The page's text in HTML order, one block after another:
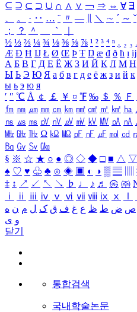
⊆ ⊇ ⊂ ⊃ ∪ ∩ ∧ ∨ ￢ ⇒ ⇔ ∀ ∃
、
。 · ‥ … ¨ 〃 ― ＼ ∼ ´ ～ ˇ
；
？ ＾ ｀
½ ⅓ ⅔ ¼ ¾ ⅛ ⅜ ⅝ ⅞ ¹ ² ³ ⁴ ⁿ ₁ ₂ ₃
Æ Ð Ħ Ĳ Ł Ø Œ Þ Ŧ Ŋ æ đ ð ħ ı ĳ
А Б В Г Д Е Ё Ж З И Й К Л М Н
Ы Ь Э Ю Я а б в г д е ё ж з и й к
ы ь э ю я
′ ″ ℃ Å ￠ ￡ ￥ ¤ ℉ ‰ ＄ ％ Ｆ
㎙ ㎚ ㎛ ㎜ ㎝ ㎞ ㎟ ㎠ ㎡ ㎢ ㏊
㎱ ㎲ ㎳ ㎴ ㎵ ㎶ ㎷ ㎸ ㎹ ㎀ ㎁
㎒ ㎓ ㎔ Ω ㏀ ㏁ ㎊ ㎋ ㎌ ㏖ ㏅
㏃ ㏉ ㏜ ㏆
§ ※ ☆ ★ ○ ● ◎ ◇ ◆ □ ■ △ ▽
♠ ♡ ♥ ♧ ♣ ⊙ ◈ ▣ ◐ ◑ ▒ ▤
‡ ↕ ↗ ↙ ↖ ↘ ♭ ♩ ♪ ♬ ㉿ ㈜
ⅰ
ⅱ ⅲ ⅳ ⅴ ⅵ ⅶ ⅷ ⅸ ⅹ
ص ض ط ظ ع غ ف ق ک ل م ن ه
و ی
닫기
통합검색
국내학술논문